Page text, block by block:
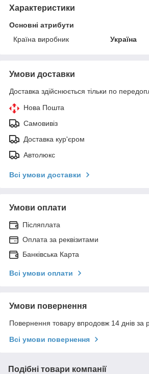
Характеристики
Основні атрибути
Країна виробник
Україна
Умови доставки
Доставка здійснюється тільки по
Нова Пошта
Самовивіз
Доставка кур'єром
Автолюкс
Всі умови доставки
Умови оплати
Післяплата
Оплата за реквізитами
Банківська Карта
Всі умови оплати
Умови повернення
Повернення товару впродовж 14 днів за
Всі умови повернення
Подібні товари компанії